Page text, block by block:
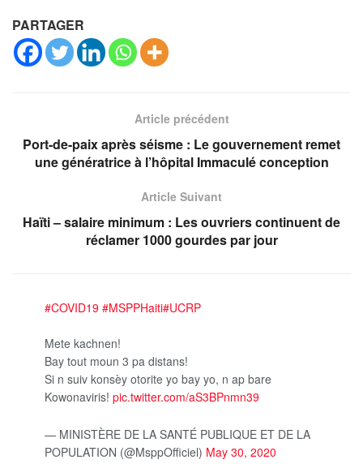
PARTAGER
Article précédent
Port-de-paix après séisme : Le gouvernement remet
une génératrice à l’hôpital Immaculé conception
Article Suivant
Haïti – salaire minimum : Les ouvriers continuent de
réclamer 1000 gourdes par jour
#COVID19 #MSPPHaiti#UCRP
Mete kachnen!
Bay tout moun 3 pa distans!
Si n suiv konsèy otorite yo bay yo, n ap bare
Kowonaviris! pic.twitter.com/aS3BPnmn39
— MINISTÈRE DE LA SANTÉ PUBLIQUE ET DE LA
POPULATION (@MsppOfficiel) May 30, 2020